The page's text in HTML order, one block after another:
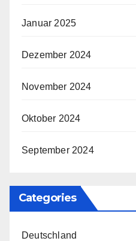
Januar 2025
Dezember 2024
November 2024
Oktober 2024
September 2024
Categories
Deutschland